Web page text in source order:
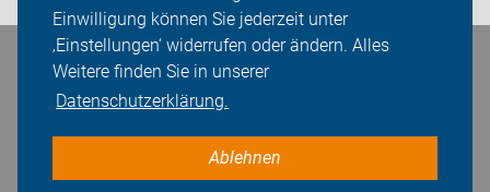
Einwilligung können Sie jederzeit unter
‚Einstellungen‘ widerrufen oder ändern. Alles
Weitere finden Sie in unserer
Datenschutzerklärung.
Ablehnen
Bleiben Sie in Kontakt